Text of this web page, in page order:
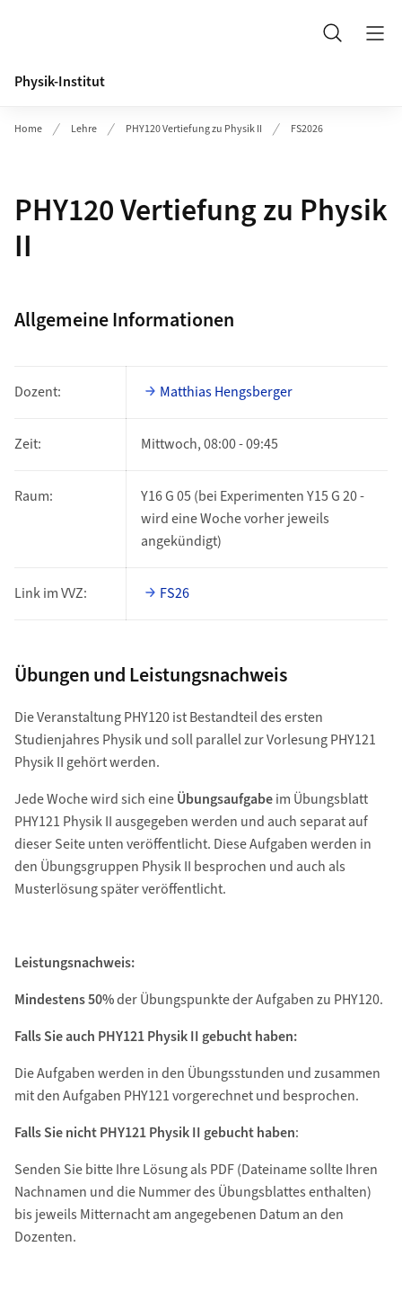
Suche
Physik-Institut
Home Lehre PHY120 Vertiefung zu Physik II FS2026
PHY120 Vertiefung zu Physik
II
Allgemeine Informationen
Dozent: Matthias Hengsberger
Zeit: Mittwoch, 08:00 - 09:45
Raum:
Y16 G 05 (bei Experimenten Y15 G 20 -
wird eine Woche vorher jeweils
angekündigt)
Link im VVZ: FS26
Übungen und Leistungsnachweis
Die Veranstaltung PHY120 ist Bestandteil des ersten
Studienjahres Physik und soll parallel zur Vorlesung PHY121
Physik II gehört werden.
Jede Woche wird sich eineÜbungsaufgabeim Übungsblatt
PHY121 Physik II ausgegeben werden und auch separat auf
dieser Seite unten veröffentlicht. Diese Aufgaben werden in
den Übungsgruppen Physik II besprochen und auch als
Musterlösung später veröffentlicht.
Leistungsnachweis:
Mindestens 50%der Übungspunkte der Aufgaben zu PHY120.
Falls Sie auch PHY121 Physik II gebucht haben:
Die Aufgaben werden in den Übungsstunden und zusammen
mit den Aufgaben PHY121 vorgerechnet und besprochen.
Falls Sie nicht PHY121 Physik II gebucht haben:
Senden Sie bitte Ihre Lösung als PDF (Dateiname sollte Ihren
Nachnamen und die Nummer des Übungsblattes enthalten)
bis jeweils Mitternacht am angegebenen Datum an den
Dozenten.